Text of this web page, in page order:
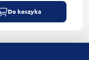
Do koszyka